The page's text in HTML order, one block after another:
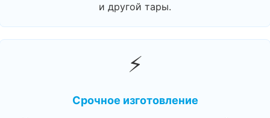
и другой тары.
⚡
Срочное изготовление